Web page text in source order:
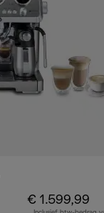
€ 1.599,99